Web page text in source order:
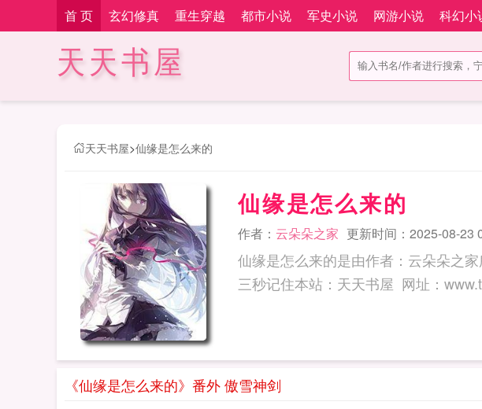
首 页 玄幻修真 重生穿越 都市小说 军史小说 网游小说 科幻小
天天书屋
天天书屋>仙缘是怎么来的
仙缘是怎么来的
作者： 云朵朵之家 更新时间：2025-08-23
仙缘是怎么来的是由作者：云朵朵之
《仙缘是怎么来的》番外 傲雪神剑